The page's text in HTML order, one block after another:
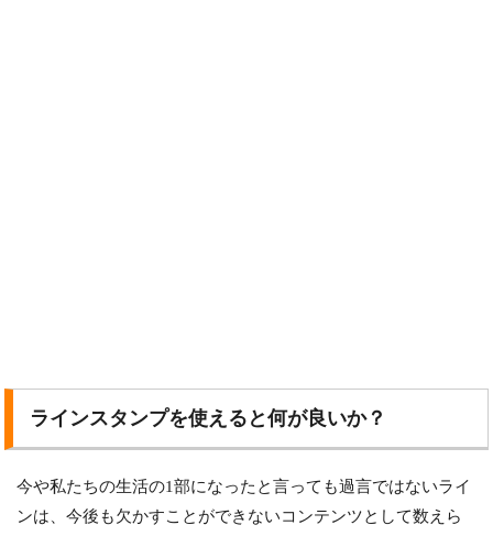
ラインスタンプを使えると何が良いか？
今や私たちの生活の1部になったと言っても過言ではないライ
ンは、今後も欠かすことができないコンテンツとして数えら